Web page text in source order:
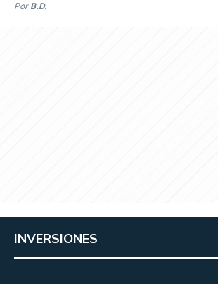
Por B.D.
INVERSIONES